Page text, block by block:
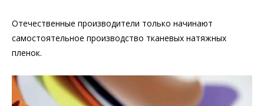
Отечественные производители только начинают
самостоятельное производство тканевых натяжных
пленок.